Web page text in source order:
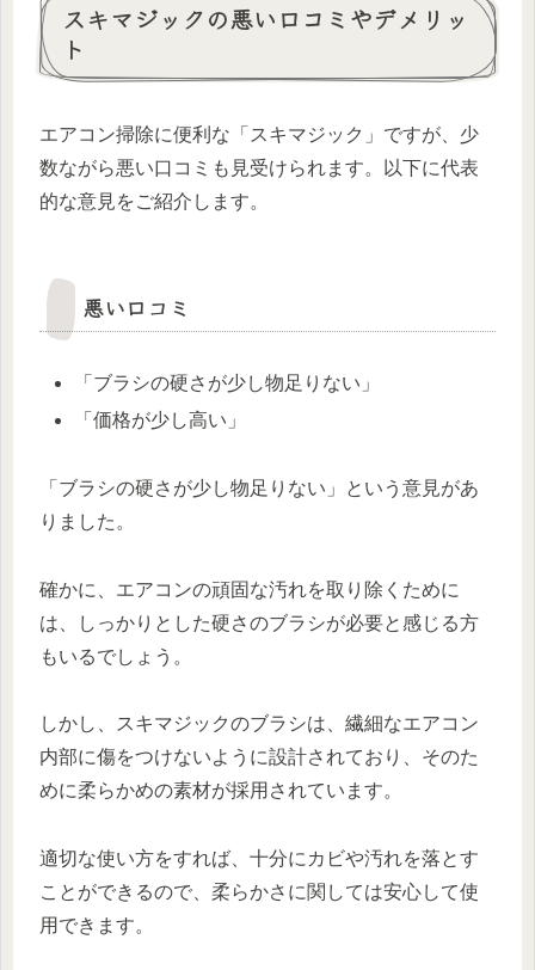
スキマジックの悪い口コミやデメリッ
ト
エアコン掃除に便利な「スキマジック」ですが、少
数ながら悪い口コミも見受けられます。以下に代表
的な意見をご紹介します。
悪い口コミ
「ブラシの硬さが少し物足りない」
「価格が少し高い」
「ブラシの硬さが少し物足りない」という意見があ
りました。
確かに、エアコンの頑固な汚れを取り除くために
は、しっかりとした硬さのブラシが必要と感じる方
もいるでしょう。
しかし、スキマジックのブラシは、繊細なエアコン
内部に傷をつけないように設計されており、そのた
めに柔らかめの素材が採用されています。
適切な使い方をすれば、十分にカビや汚れを落とす
ことができるので、柔らかさに関しては安心して使
用できます。